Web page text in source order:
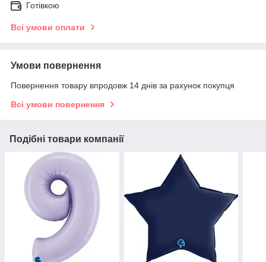
Готівкою
Всі умови оплати
Умови повернення
Повернення товару впродовж 14 днів за рахунок покупця
Всі умови повернення
Подібні товари компанії